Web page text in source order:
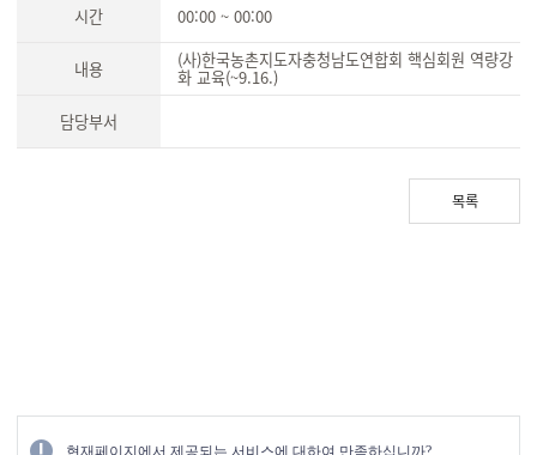
시간 00:00 ~ 00:00
내용 (사)한국농촌지도자충청남도연합회 핵심회원 역량강
화 교육(~9.16.)
담당부서
목록
현재페이지에서 제공되는 서비스에 대하여 만족하십니까?